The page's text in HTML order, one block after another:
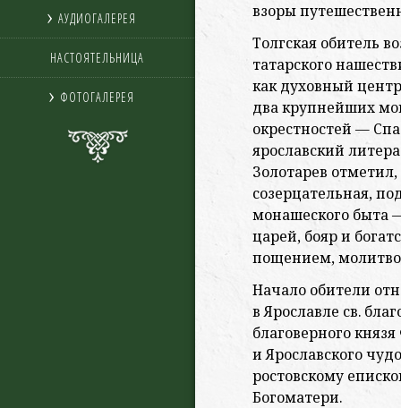
АУДИОГАЛЕРЕЯ
НАСТОЯТЕЛЬНИЦА
ФОТОГАЛЕРЕЯ
взоры
Толгская обитель
татарского
как духовный
два крупнейших
окрестностей —
ярославский
Золотарев
созерцательная,
монашеского быта
царей, бояр и
пощением,
Начало обители
в Ярославле св.
благоверного
и Ярославского
ростовскому
Богоматери.